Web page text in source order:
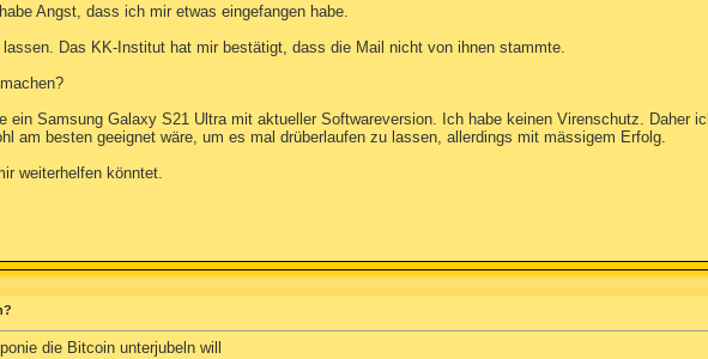
Angst, dass ich mir etwas eingefangen habe.
Das KK-Institut hat mir bestätigt, dass die Mail nicht von ihnen stammte.
ein Samsung Galaxy S21 Ultra mit aktueller Softwareversion. Ich habe keinen Virenschutz. Daher
am besten geeignet wäre, um es mal drüberlaufen zu lassen, allerdings mit mässigem Erfolg.
weiterhelfen könntet.
die Bitcoin unterjubeln will